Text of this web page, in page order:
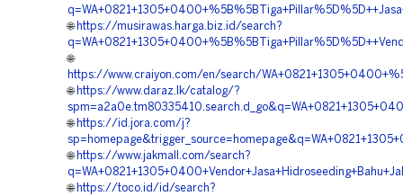
🌐 https://musirawas.harga.biz.id/search?
🌐
https://www.craiyon.com/en/search/
🌐 https://www.daraz.lk/catalog/?
🌐 https://id.jora.com/j?
🌐 https://www.jakmall.com/search?
🌐 https://toco.id/id/search?